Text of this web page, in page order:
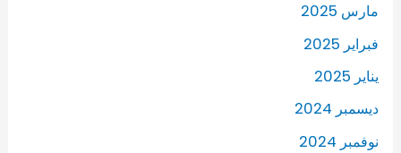
مارس 2025
فبراير 2025
يناير 2025
ديسمبر 2024
نوفمبر 2024